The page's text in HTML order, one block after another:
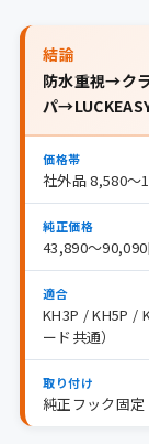
結論
防水重視→ク
パ
価格帯
社外品 8,580〜
純正価格
43,890〜90,090
適合
KH3P / KH5P /
ード共通）
取り付け
純正フック固